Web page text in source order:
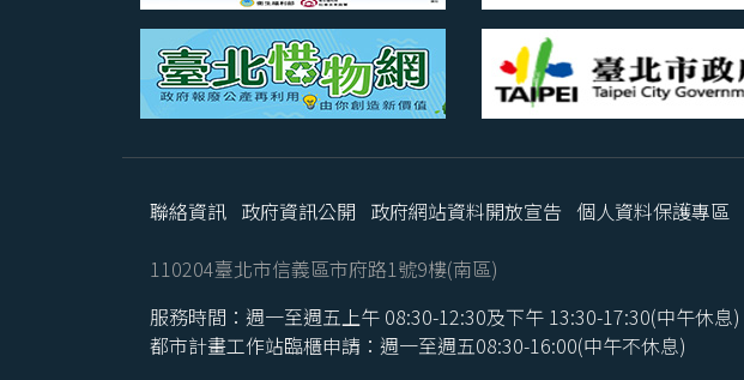
聯絡資訊 政府資訊公開 政府網站資料開放宣告 個人資料保護專區
110204臺北市信義區市府路1號9樓(南區)
服務時間：週一至週五上午 08:30-12:30及下午 13:30-17:30(中午休息)
都市計畫工作站臨櫃申請：週一至週五08:30-16:00(中午不休息)